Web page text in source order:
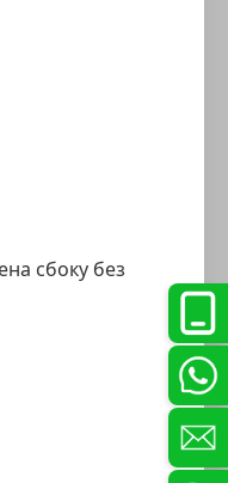
сбоку без